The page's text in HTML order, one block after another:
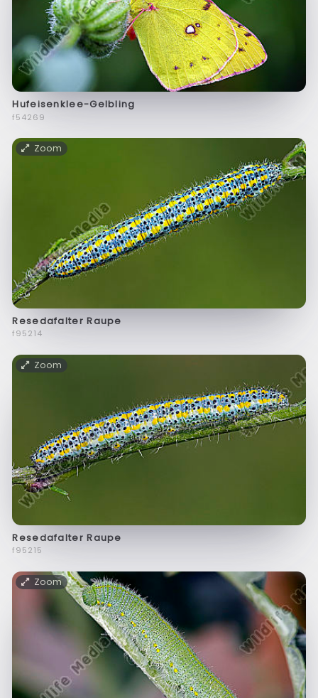
Hufeisenklee-Gelbling
f54269
Zoom
Resedafalter Raupe
f95214
Zoom
Resedafalter Raupe
f95215
Zoom